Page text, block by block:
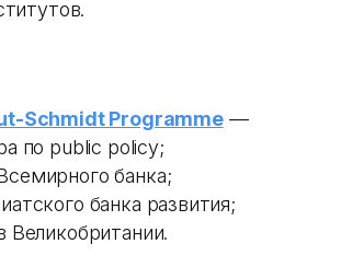
Schmidt Programme—
по public policy;
банка;
банка развития;
Великобритании.